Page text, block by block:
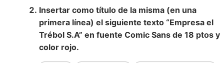
Insertar como título de la misma (en una
primera línea) el siguiente texto “Empresa el
Trébol S.A” en fuente Comic Sans de 18 ptos y
color rojo.